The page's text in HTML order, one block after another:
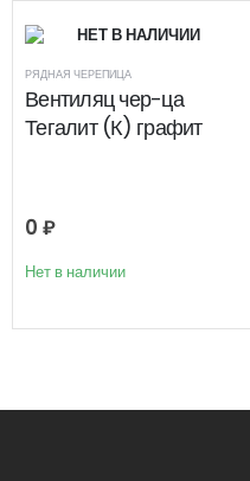
НЕТ В НАЛИЧИИ
РЯДНАЯ ЧЕРЕПИЦА
Вентиляц чер-ца
Тегалит (К) графит
0 ₽
Нет в наличии